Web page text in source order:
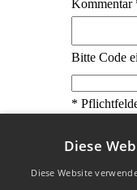
Kommentar
Bitte Code
*
Diese
Diese Website